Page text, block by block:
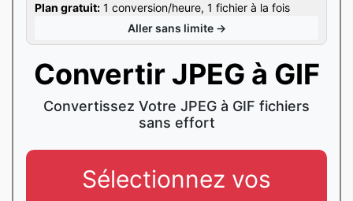
Plan gratuit: 1 conversion/heure, 1 fichier à la fois
Aller sans limite →
Convertir JPEG à GIF
Convertissez Votre JPEG à GIF fichiers
sans effort
Sélectionnez vos